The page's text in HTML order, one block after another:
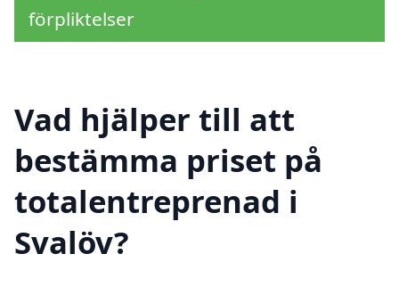
förpliktelser
Vad hjälper till att
bestämma priset på
totalentreprenad i
Svalöv?